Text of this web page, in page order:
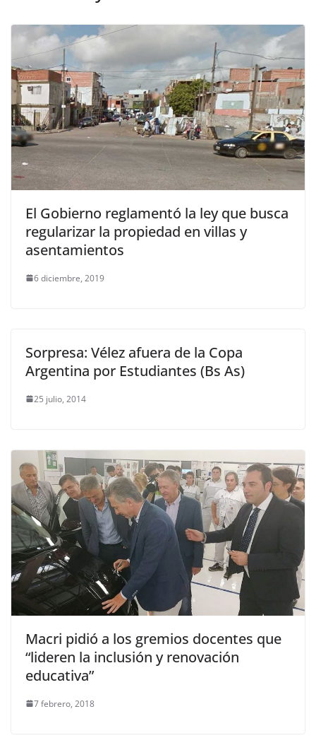
El Gobierno reglamentó la ley que busca
regularizar la propiedad en villas y
asentamientos
6 diciembre, 2019
Sorpresa: Vélez afuera de la Copa
Argentina por Estudiantes (Bs As)
25 julio, 2014
Macri pidió a los gremios docentes que
“lideren la inclusión y renovación
educativa”
7 febrero, 2018